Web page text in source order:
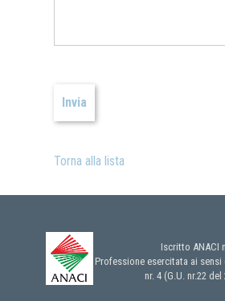
Torna alla lista
Iscritto ANACI
Professione esercitata ai sensi
nr. 4 (G.U. nr.22 del